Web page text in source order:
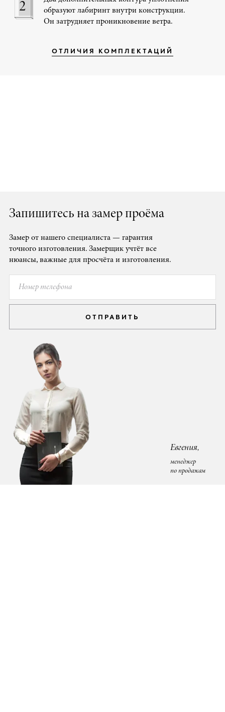
образуют лабиринт внутри конструкции.
Он затрудняет проникновение ветра.
ОТЛИЧИЯ КОМПЛЕКТАЦИЙ
Запишитесь на замер проёма
Замер от нашего специалиста — гарантия
точного изготовления. Замерщик учтёт все
нюансы, важные для просчёта и изготовления.
ОТПРАВИТЬ
Евгения,
менеджер
по продажам